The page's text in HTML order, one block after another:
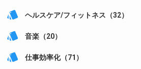
style ヘルスケア/フィットネス（32）
style 音楽（20）
style 仕事効率化（71）